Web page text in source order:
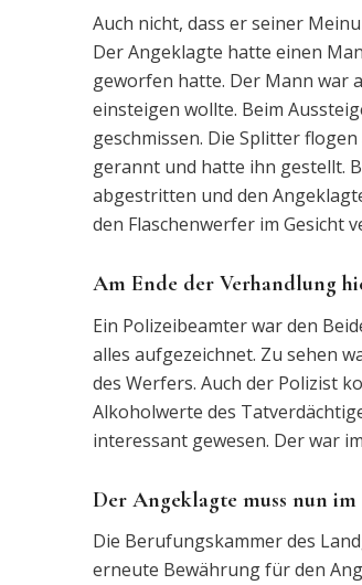
Auch nicht, dass er seiner
Der Angeklagte hatte einen
geworfen hatte. Der Mann war
einsteigen wollte. Beim
geschmissen. Die Splitter
gerannt und hatte ihn gestellt.
abgestritten und den
den Flaschenwerfer im Gesicht
Am Ende der Verhandlung
Ein Polizeibeamter war den
alles aufgezeichnet. Zu sehen
des Werfers. Auch der Polizist
Alkoholwerte des
interessant gewesen. Der war
Der Angeklagte muss nun
Die Berufungskammer des
erneute Bewährung für den